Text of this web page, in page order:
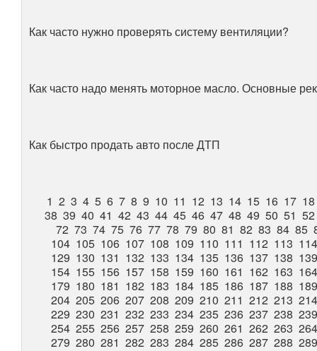
Как часто нужно проверять систему вентиляции?
Как часто надо менять моторное масло. Основные
Как быстро продать авто после ДТП
1 2 3 4 5 6 7 8 9 10 11 12 13 14 15 16 17 18
38 39 40 41 42 43 44 45 46 47 48 49 50 51 52
72 73 74 75 76 77 78 79 80 81 82 83 84 85
104 105 106 107 108 109 110 111 112 113 114
129 130 131 132 133 134 135 136 137 138 139
154 155 156 157 158 159 160 161 162 163 164
179 180 181 182 183 184 185 186 187 188 189
204 205 206 207 208 209 210 211 212 213 214
229 230 231 232 233 234 235 236 237 238 239
254 255 256 257 258 259 260 261 262 263 264
279 280 281 282 283 284 285 286 287 288 289